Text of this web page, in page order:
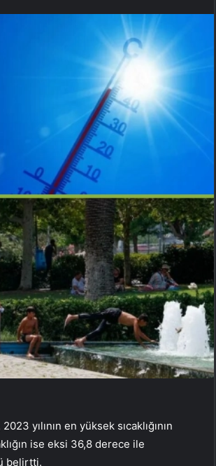
yılının en yüksek sıcaklığının
ise eksi 36,8 derece ile
belirtti.